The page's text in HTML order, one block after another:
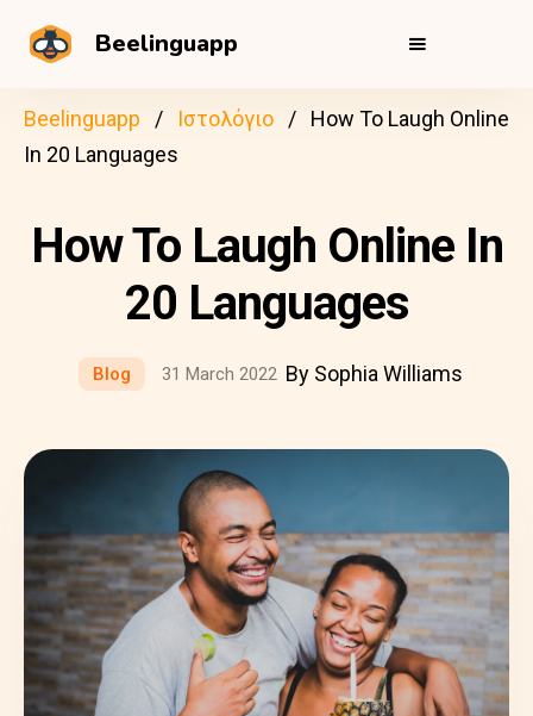
Beelinguapp
Beelinguapp Ιστολόγιο
How To Laugh Online
In 20 Languages
How To Laugh Online In
20 Languages
Blog 31 March 2022 By Sophia Williams